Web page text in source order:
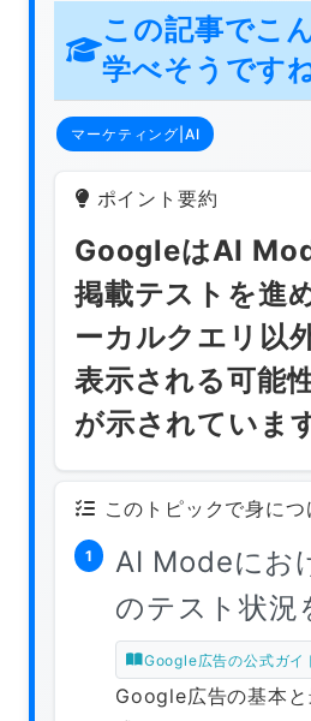
この記事でこ
学べそうです
マーケティング|AI
ポイント要約
GoogleはAI
掲載テストを進
ーカルクエリ以
表示される可能
が示されていま
このトピックで身に
1
AI Modeにお
のテスト状況
Google広告の公式ガイ
Google広告の基本